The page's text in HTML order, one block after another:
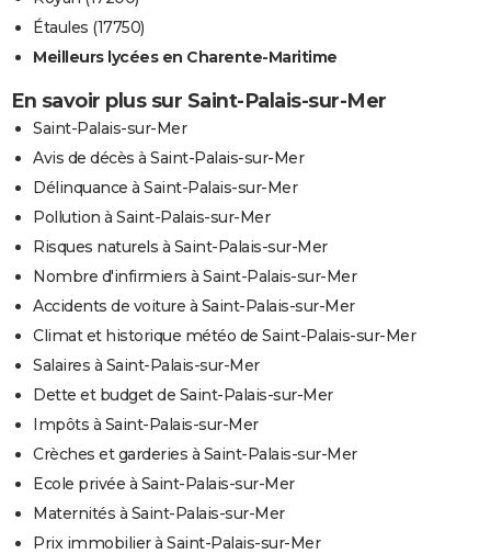
Étaules (17750)
Meilleurs lycées en Charente-Maritime
En savoir plus sur Saint-Palais-sur-Mer
Saint-Palais-sur-Mer
Avis de décès à Saint-Palais-sur-Mer
Délinquance à Saint-Palais-sur-Mer
Pollution à Saint-Palais-sur-Mer
Risques naturels à Saint-Palais-sur-Mer
Nombre d'infirmiers à Saint-Palais-sur-Mer
Accidents de voiture à Saint-Palais-sur-Mer
Climat et historique météo de Saint-Palais-sur-Mer
Salaires à Saint-Palais-sur-Mer
Dette et budget de Saint-Palais-sur-Mer
Impôts à Saint-Palais-sur-Mer
Crèches et garderies à Saint-Palais-sur-Mer
Ecole privée à Saint-Palais-sur-Mer
Maternités à Saint-Palais-sur-Mer
Prix immobilier à Saint-Palais-sur-Mer